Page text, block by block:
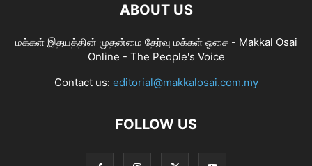
ABOUT US
மக்கள் இதயத்தின் முதன்மை தேர்வு மக்கள் ஓசை - Makkal Osai
Online - The People's Voice
Contact us: editorial@makkalosai.com.my
FOLLOW US